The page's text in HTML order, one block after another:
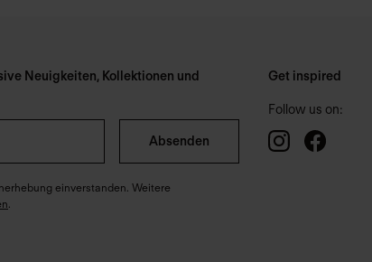
Neuigkeiten, Kollektionen und
Absenden
einverstanden. Weitere
.
Get inspired
Follow us on: